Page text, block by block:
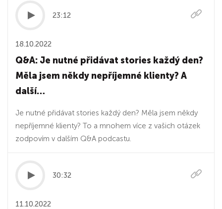
23:12
18.10.2022
Q&A: Je nutné přidávat stories každý den?
Měla jsem někdy nepříjemné klienty? A
další…
Je nutné přidávat stories každý den? Měla jsem někdy
nepříjemné klienty? To a mnohem více z vašich otázek
zodpovím v dalším Q&A podcastu.
30:32
11.10.2022